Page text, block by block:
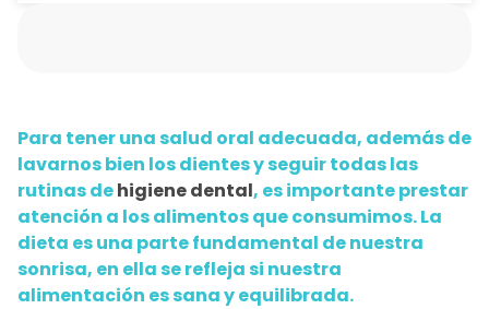
Para tener una salud oral adecuada, además de
lavarnos bien los dientes y seguir todas las
rutinas dehigiene dental, es importante prestar
atención a los alimentos que consumimos. La
dieta es una parte fundamental de nuestra
sonrisa, en ella se refleja si nuestra
alimentación es sana y equilibrada.